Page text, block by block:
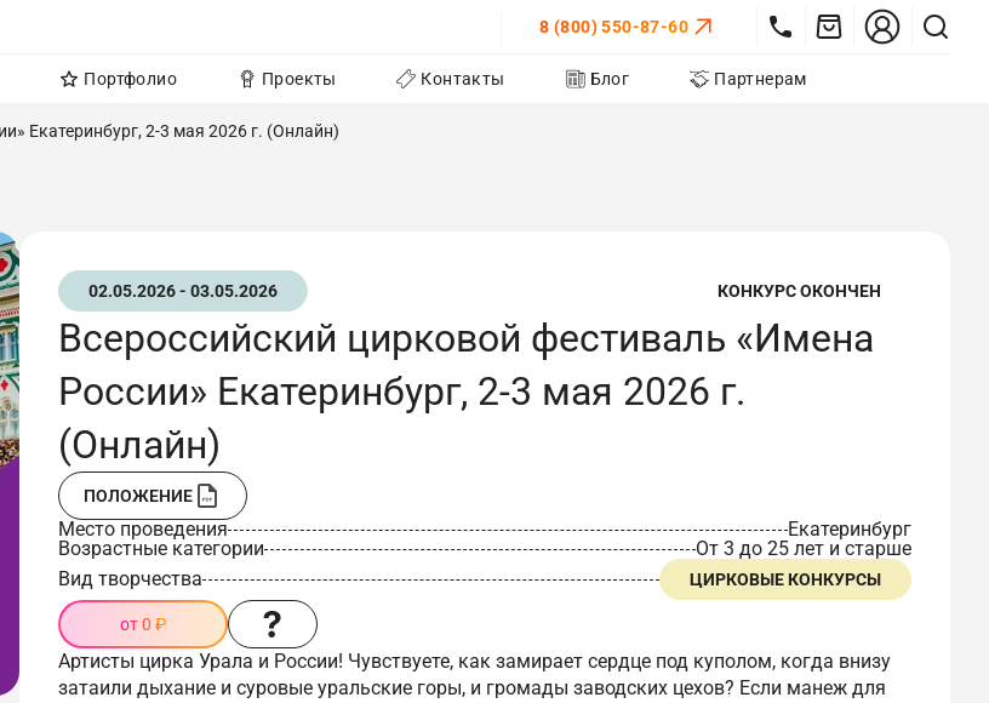
8 (800) 550-87-60
Портфолио Проекты Контакты Блог Партнерам
Екатеринбург, 2-3 мая 2026 г. (Онлайн)
02.05.2026 - 03.05.2026 КОНКУРС ОКОНЧЕН
Всероссийский цирковой фестиваль «Имена
России» Екатеринбург, 2-3 мая 2026 г.
(Онлайн)
ПОЛОЖЕНИЕ
Место проведения
Екатеринбург
Возрастные категории
От 3 до 25 лет и старше
Вид творчества
ЦИРКОВЫЕ КОНКУРСЫ
от 0 ₽
Артисты цирка Урала и России! Чувствуете, как замирает сердце под куполом, когда внизу
затаили дыхание и суровые уральские горы, и громады заводских цехов? Если манеж для